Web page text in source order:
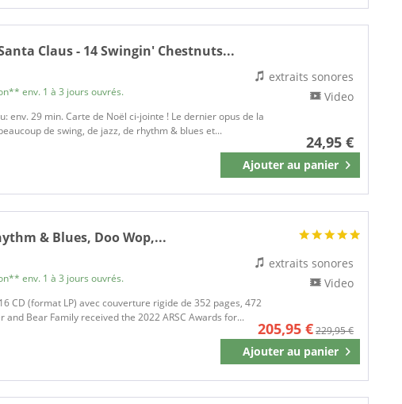
Claus - 14 Swingin' Chestnuts...
env. 1 à 3 jours ouvrés.
env. 29 min. Carte de Noël ci-jointe ! Le dernier opus de la
de swing, de jazz, de rhythm & blues et...
24,95 €
Ajouter au panier
Mémoriser
extraits sonores
Video
& Blues, Doo Wop,...
env. 1 à 3 jours ouvrés.
CD (format LP) avec couverture rigide de 352 pages, 472
Bear Family received the 2022 ARSC Awards for...
205,95 €229,95 €
Ajouter au panier
Mémoriser
extraits sonores
Video